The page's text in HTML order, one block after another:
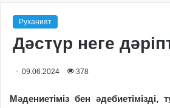
Руханият
Дәстүр неге
09.06.2024 378
Мәдениетіміз бен әдебиетімізді,